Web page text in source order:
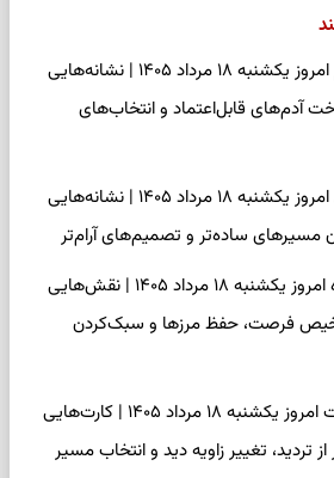
فال اسم امروز یکشنبه ۱۸ مرداد ۱۴۰۵ | نشانه‌هایی
آدم‌های قابل‌اعتماد و انتخاب‌های
فال چای امروز یکشنبه ۱۸ مرداد ۱۴۰۵ | نشانه‌هایی
مسیرهای ساده‌تر و تصمیم‌های آرام‌تر
فال قهوه امروز یکشنبه ۱۸ مرداد ۱۴۰۵ | نقش‌هایی
فرصت، حفظ مرزها و سبک‌کردن
فال تاروت امروز یکشنبه ۱۸ مرداد ۱۴۰۵ | کارت‌هایی
از تردید، تغییر زاویه دید و انتخاب مسیر